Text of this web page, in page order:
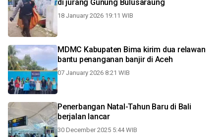
di jurang Gunung Bulusaraung
18 January 2026 19:11 WIB
MDMC Kabupaten Bima kirim dua relawan
bantu penanganan banjir di Aceh
07 January 2026 8:21 WIB
Penerbangan Natal-Tahun Baru di Bali
berjalan lancar
30 December 2025 5:44 WIB